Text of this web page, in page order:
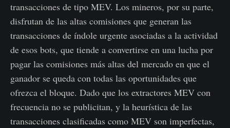
transacciones de tipo MEV. Los mineros, por su parte,
disfrutan de las altas comisiones que generan las
transacciones de índole urgente asociadas a la actividad
de esos bots, que tiende a convertirse en una lucha por
pagar las comisiones más altas del mercado en que el
ganador se queda con todas las oportunidades que
ofrezca el bloque. Dado que los extractores MEV con
frecuencia no se publicitan, y la heurística de las
transacciones clasificadas como MEV son imperfectas,